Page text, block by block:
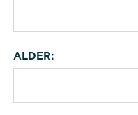
ALDER: